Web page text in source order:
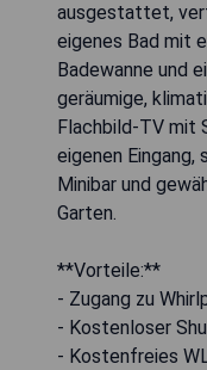
ausgestattet,
eigenes Bad mit
Badewanne und
geräumige,
Flachbild-TV mit
eigenen Eingang,
Minibar und
Garten.
**Vorteile:**
- Zugang zu
- Kostenloser
- Kostenfreies